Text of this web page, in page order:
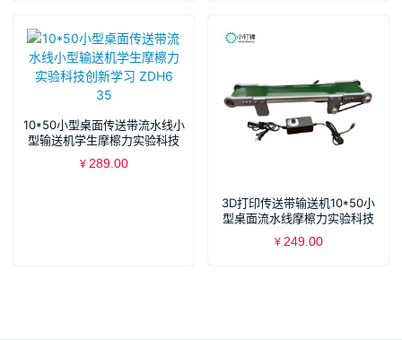
10*50小型桌面传送带流水线小
型输送机学生摩檫力实验科技
¥ 289.00
3D打印传送带输送机10*50小
型桌面流水线摩檫力实验科技
¥ 249.00